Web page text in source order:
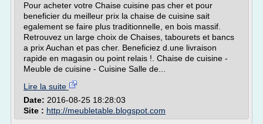
Pour acheter votre Chaise cuisine pas cher et pour
beneficier du meilleur prix la chaise de cuisine sait
egalement se faire plus traditionnelle, en bois massif.
Retrouvez un large choix de Chaises, tabourets et bancs
a prix Auchan et pas cher. Beneficiez d.une livraison
rapide en magasin ou point relais !. Chaise de cuisine -
Meuble de cuisine - Cuisine Salle de...
Lire la suite
Date: 2016-08-25 18:28:03
Site : http://meubletable.blogspot.com